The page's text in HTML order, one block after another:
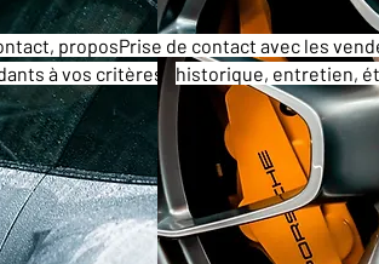
proposition de
à vos critères
Prise de contact avec les
historique, entretien,